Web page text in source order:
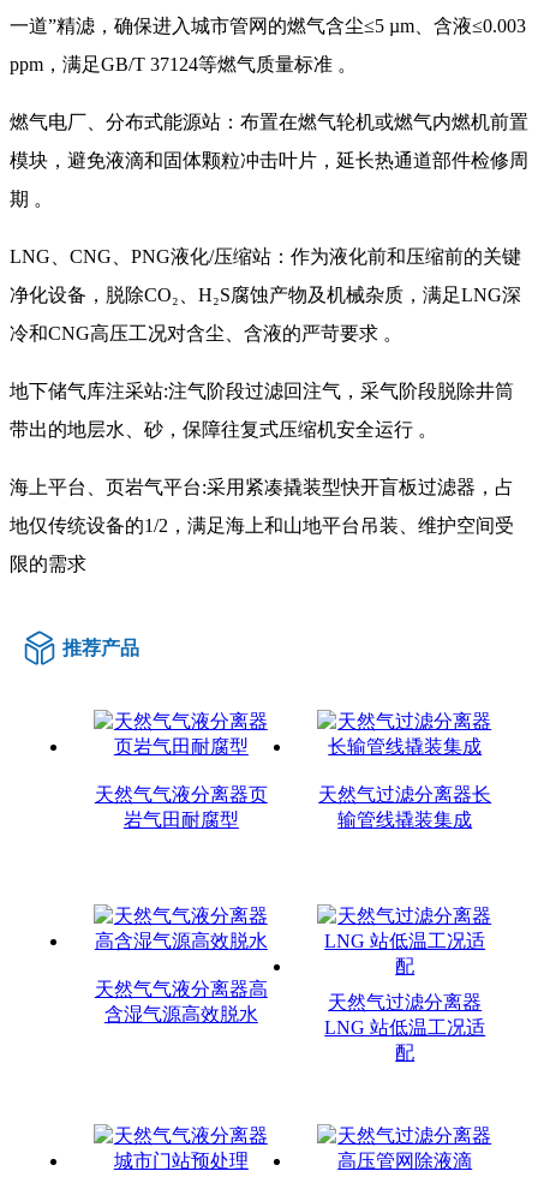
一道”精滤，确保进入城市管网的燃气含尘≤5 µm、含液≤0.003
ppm，满足GB/T 37124等燃气质量标准 。
燃气电厂、分布式能源站：布置在燃气轮机或燃气内燃机前置
模块，避免液滴和固体颗粒冲击叶片，延长热通道部件检修周
期 。
LNG、CNG、PNG液化/压缩站：作为液化前和压缩前的关键
净化设备，脱除CO₂、H₂S腐蚀产物及机械杂质，满足LNG深
冷和CNG高压工况对含尘、含液的严苛要求 。
地下储气库注采站:注气阶段过滤回注气，采气阶段脱除井筒
带出的地层水、砂，保障往复式压缩机安全运行 。
海上平台、页岩气平台:采用紧凑撬装型快开盲板过滤器，占
地仅传统设备的1/2，满足海上和山地平台吊装、维护空间受
限的需求
推荐产品
天然气气液分离器页
岩气田耐腐型
天然气过滤分离器长
输管线撬装集成
天然气气液分离器高
含湿气源高效脱水
天然气过滤分离器
LNG 站低温工况适
配